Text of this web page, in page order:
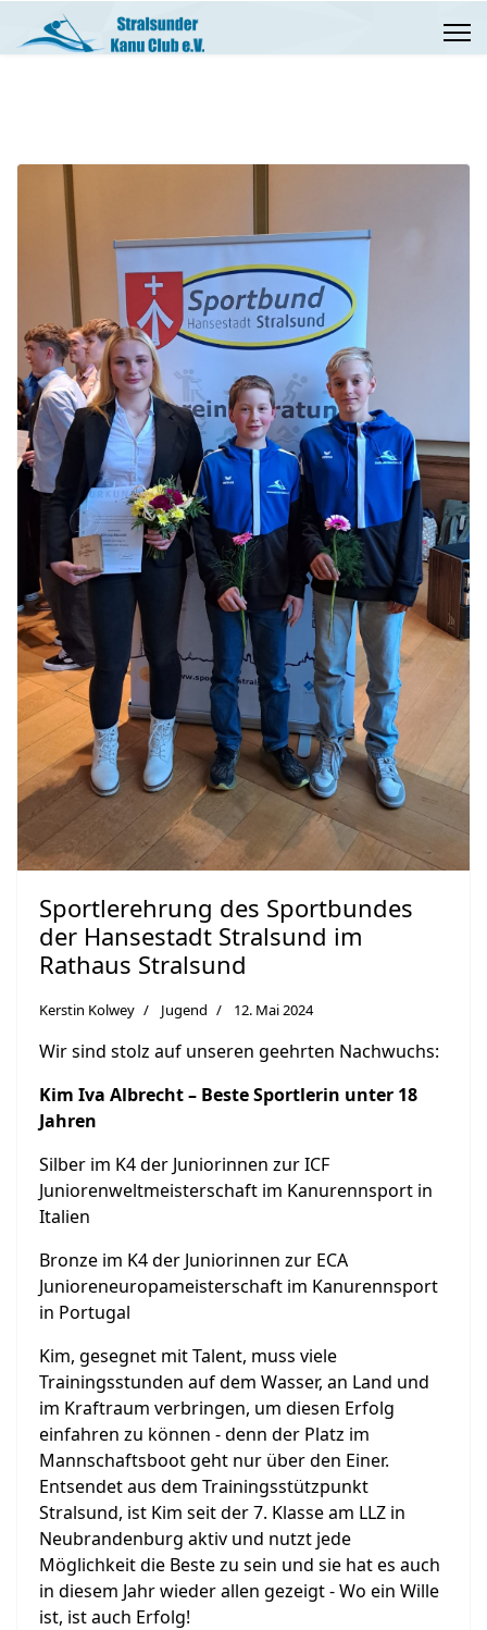
Sportlerehrung des Sportbundes
der Hansestadt Stralsund im
Rathaus Stralsund
Kerstin Kolwey Jugend 12. Mai 2024
Wir sind stolz auf unseren geehrten Nachwuchs:
Kim Iva Albrecht – Beste Sportlerin unter 18
Jahren
Silber im K4 der Juniorinnen zur ICF
Juniorenweltmeisterschaft im Kanurennsport in
Italien
Bronze im K4 der Juniorinnen zur ECA
Junioreneuropameisterschaft im Kanurennsport
in Portugal
Kim, gesegnet mit Talent, muss viele
Trainingsstunden auf dem Wasser, an Land und
im Kraftraum verbringen, um diesen Erfolg
einfahren zu können - denn der Platz im
Mannschaftsboot geht nur über den Einer.
Entsendet aus dem Trainingsstützpunkt
Stralsund, ist Kim seit der 7. Klasse am LLZ in
Neubrandenburg aktiv und nutzt jede
Möglichkeit die Beste zu sein und sie hat es auch
in diesem Jahr wieder allen gezeigt - Wo ein Wille
ist, ist auch Erfolg!